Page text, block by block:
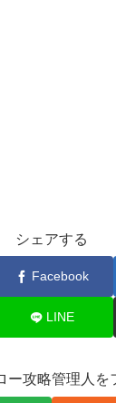
シェアする
Facebook
LINE
ー攻略管理人を